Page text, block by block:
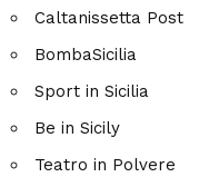
Caltanissetta Post
BombaSicilia
Sport in Sicilia
Be in Sicily
Teatro in Polvere